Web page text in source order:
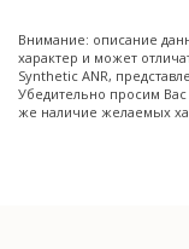
Внимание: описание
характер и может
Synthetic ANR,
Убедительно просим Вас
же наличие желаемых